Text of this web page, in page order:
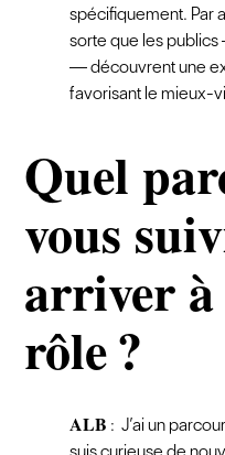
spécifiquement. Par
sorte que les
— découvrent une
favorisant le mieux-
Quel
vous
arriver à
rôle ?
ALB : J’ai un